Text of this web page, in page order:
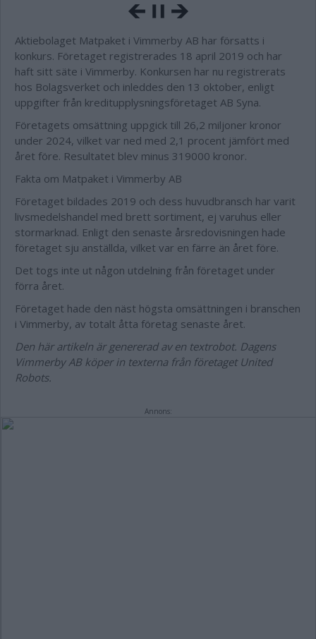
Aktiebolaget Matpaket i Vimmerby AB har försatts i
konkurs. Företaget registrerades 18 april 2019 och har
haft sitt säte i Vimmerby. Konkursen har nu registrerats
hos Bolagsverket och inleddes den 13 oktober, enligt
uppgifter från kreditupplysningsföretaget AB Syna.
Företagets omsättning uppgick till 26,2 miljoner kronor
under 2024, vilket var ned med 2,1 procent jämfört med
året före. Resultatet blev minus 319000 kronor.
Fakta om Matpaket i Vimmerby AB
Företaget bildades 2019 och dess huvudbransch har varit
livsmedelshandel med brett sortiment, ej varuhus eller
stormarknad. Enligt den senaste årsredovisningen hade
företaget sju anställda, vilket var en färre än året före.
Det togs inte ut någon utdelning från företaget under
förra året.
Företaget hade den näst högsta omsättningen i branschen
i Vimmerby, av totalt åtta företag senaste året.
Den här artikeln är genererad av en textrobot. Dagens
Vimmerby AB köper in texterna från företaget United
Robots.
Annons: